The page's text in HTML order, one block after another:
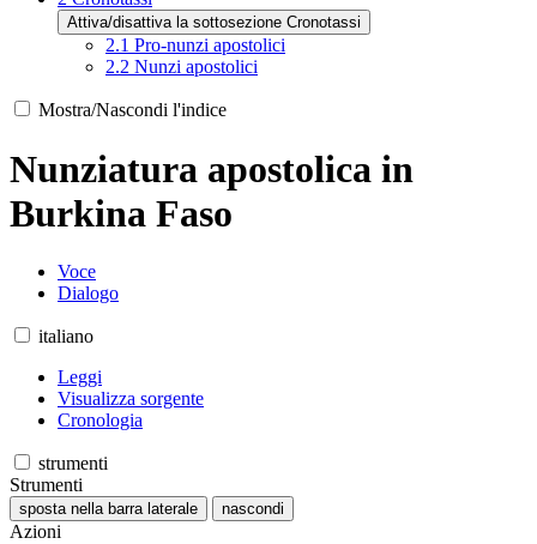
Attiva/disattiva la sottosezione Cronotassi
2.1 Pro-nunzi apostolici
2.2 Nunzi apostolici
Mostra/Nascondi l'indice
Nunziatura apostolica in
Burkina Faso
Voce
Dialogo
italiano
Leggi
Visualizza sorgente
Cronologia
strumenti
Strumenti
sposta nella barra laterale nascondi
Azioni